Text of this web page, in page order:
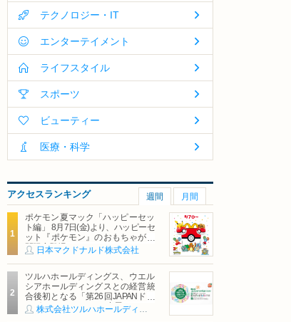
テクノロジー・IT
エンターテイメント
ライフスタイル
スポーツ
ビューティー
医療・科学
アクセスランキング 週間 月間
ポケモン夏マック「ハッピーセッ
ト編」 8月7日(金)より、ハッピーセ
ット『ポケモン』のおもちゃが期
間限定登場
日本マクドナルド株式会社
ツルハホールディングス、ウエル
シアホールディングスとの経営統
合後初となる「第26回JAPANドラ
ッグストアショー」に出展